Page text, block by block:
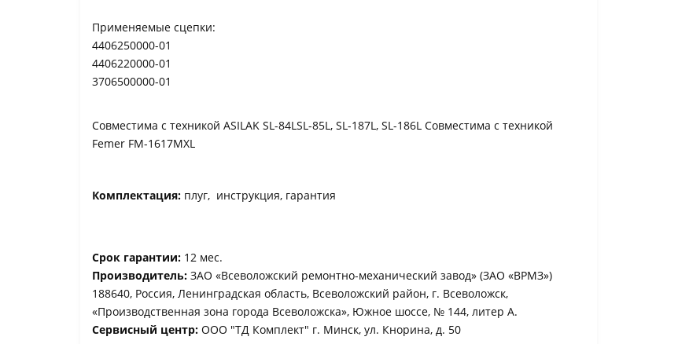
Применяемые сцепки:
4406250000-01
4406220000-01
3706500000-01
Совместима с техникой ASILAK SL-84LSL-85L, SL-187L, SL-186L Совместима с техникой
Femer FM-1617MXL
Комплектация: плуг, инструкция, гарантия
Срок гарантии: 12 мес.
Производитель: ЗАО «Всеволожский ремонтно-механический завод» (ЗАО «ВРМЗ»)
188640, Россия, Ленинградская область, Всеволожский район, г. Всеволожск,
«Производственная зона города Всеволожска», Южное шоссе, № 144, литер А.
Сервисный центр: ООО "ТД Комплект" г. Минск, ул. Кнорина, д. 50